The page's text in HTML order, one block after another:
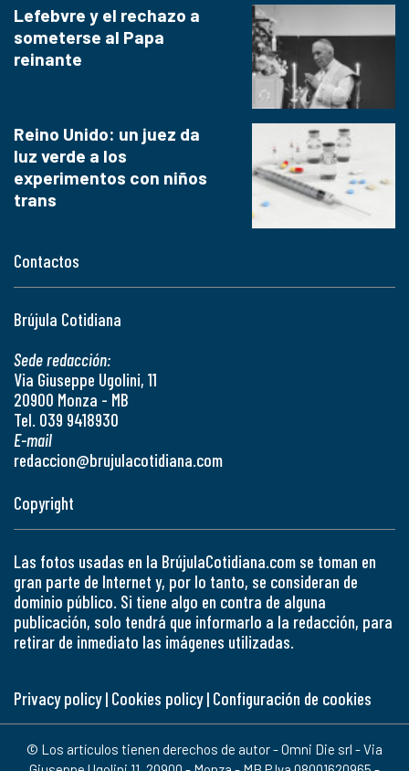
Contactos
Brújula Cotidiana
Sede redacción:
Via Giuseppe Ugolini, 11
20900 Monza - MB
Tel. 039 9418930
E-mail
redaccion@brujulacotidiana.com
Lefebvre y el rechazo a
someterse al Papa
reinante
Reino Unido: un juez da
luz verde a los
experimentos con niños
trans
Copyright
Las fotos usadas en la BrújulaCotidiana.com se toman en
gran parte de Internet y, por lo tanto, se consideran de
dominio público. Si tiene algo en contra de alguna
publicación, solo tendrá que informarlo a la redacción, para
retirar de inmediato las imágenes utilizadas.
Privacy policy| Cookies policy| Configuración de cookies
© Los artículos tienen derechos de autor - Omni Die srl - Via